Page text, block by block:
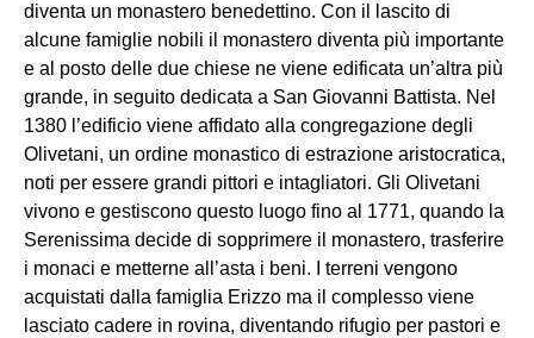
diventa un monastero benedettino. Con il lascito di
alcune famiglie nobili il monastero diventa più importante
e al posto delle due chiese ne viene edificata un’altra più
grande, in seguito dedicata a San Giovanni Battista. Nel
1380 l’edificio viene affidato alla congregazione degli
Olivetani, un ordine monastico di estrazione aristocratica,
noti per essere grandi pittori e intagliatori. Gli Olivetani
vivono e gestiscono questo luogo fino al 1771, quando la
Serenissima decide di sopprimere il monastero, trasferire
i monaci e metterne all’asta i beni. I terreni vengono
acquistati dalla famiglia Erizzo ma il complesso viene
lasciato cadere in rovina, diventando rifugio per pastori e